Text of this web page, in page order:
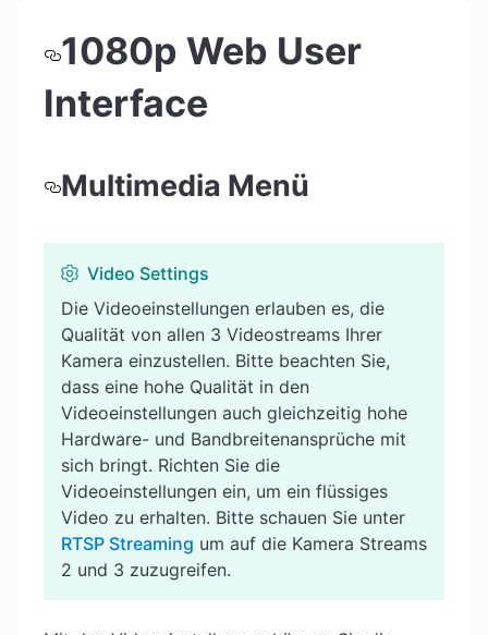
1080p Web User
Interface
Multimedia Menü
Video Settings
Die Videoeinstellungen erlauben es, die
Qualität von allen 3 Videostreams Ihrer
Kamera einzustellen. Bitte beachten Sie,
dass eine hohe Qualität in den
Videoeinstellungen auch gleichzeitig hohe
Hardware- und Bandbreitenansprüche mit
sich bringt. Richten Sie die
Videoeinstellungen ein, um ein flüssiges
Video zu erhalten. Bitte schauen Sie unter
RTSP Streaming um auf die Kamera Streams
2 und 3 zuzugreifen.